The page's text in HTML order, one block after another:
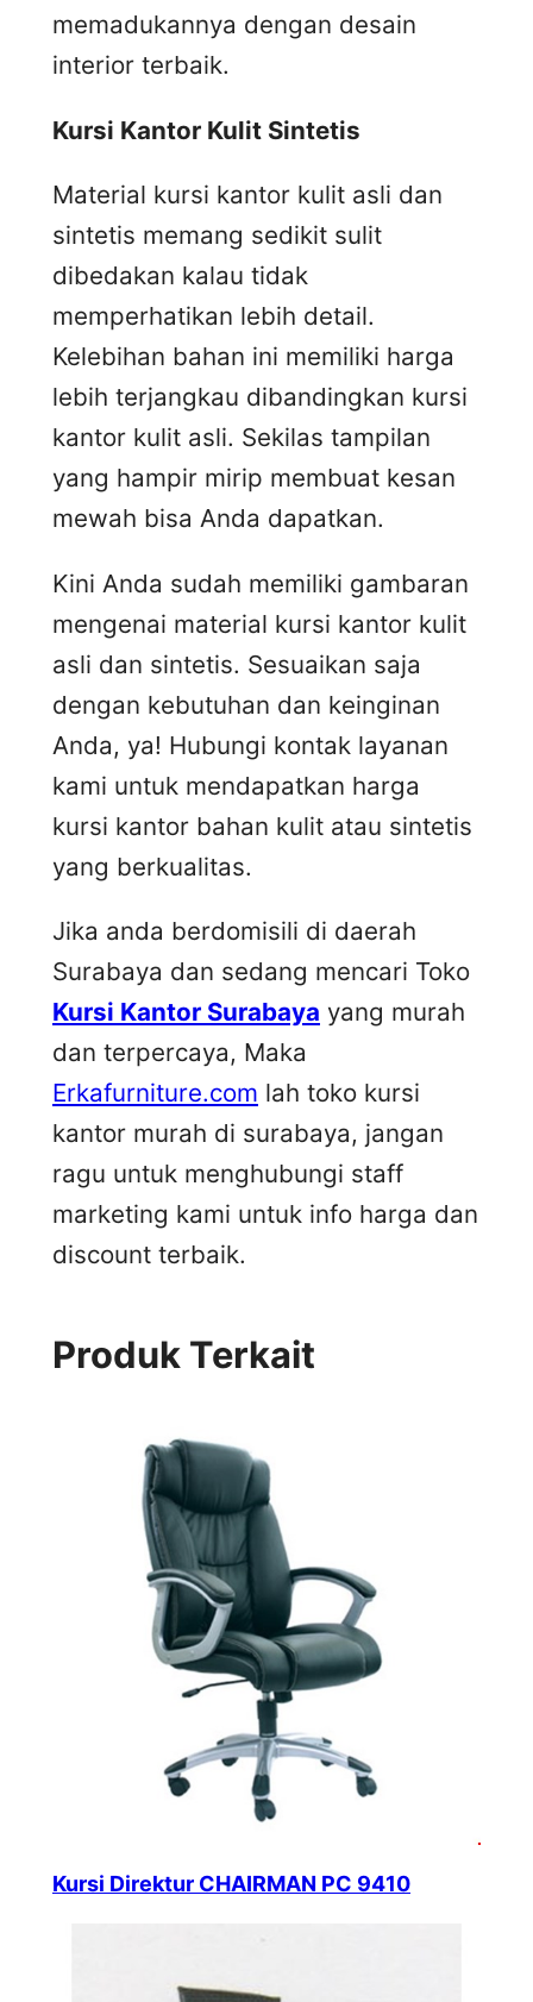
memadukannya dengan desain
interior terbaik.
Kursi Kantor Kulit Sintetis
Material kursi kantor kulit asli dan
sintetis memang sedikit sulit
dibedakan kalau tidak
memperhatikan lebih detail.
Kelebihan bahan ini memiliki harga
lebih terjangkau dibandingkan kursi
kantor kulit asli. Sekilas tampilan
yang hampir mirip membuat kesan
mewah bisa Anda dapatkan.
Kini Anda sudah memiliki gambaran
mengenai material kursi kantor kulit
asli dan sintetis. Sesuaikan saja
dengan kebutuhan dan keinginan
Anda, ya! Hubungi kontak layanan
kami untuk mendapatkan harga
kursi kantor bahan kulit atau sintetis
yang berkualitas.
Jika anda berdomisili di daerah
Surabaya dan sedang mencari Toko
Kursi Kantor Surabaya yang murah
dan terpercaya, Maka
Erkafurniture.com lah toko kursi
kantor murah di surabaya, jangan
ragu untuk menghubungi staff
marketing kami untuk info harga dan
discount terbaik.
Produk Terkait
Kursi Direktur CHAIRMAN PC 9410